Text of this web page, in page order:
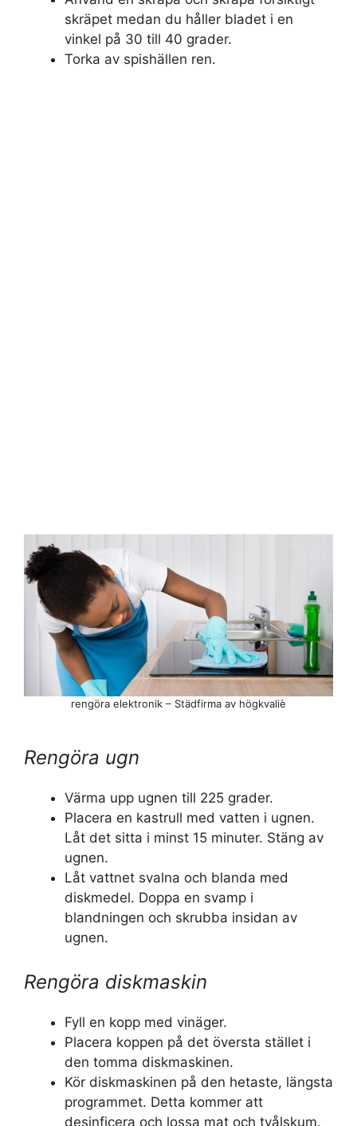
skräpet medan du håller bladet i en
vinkel på 30 till 40 grader.
Torka av spishällen ren.
Rengöra ugn
Värma upp ugnen till 225 grader.
Placera en kastrull med vatten i ugnen.
Låt det sitta i minst 15 minuter. Stäng av
ugnen.
Låt vattnet svalna och blanda med
diskmedel. Doppa en svamp i
blandningen och skrubba insidan av
ugnen.
Rengöra diskmaskin
Fyll en kopp med vinäger.
Placera koppen på det översta stället i
den tomma diskmaskinen.
Kör diskmaskinen på den hetaste, längsta
programmet. Detta kommer att
desinficera och lossa mat och tvålskum.
rengöra elektronik – Städfirma av högkvaliè